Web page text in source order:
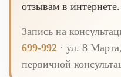
отзывам в интернете.
Запись на
699-992 · ул. 8
первичной